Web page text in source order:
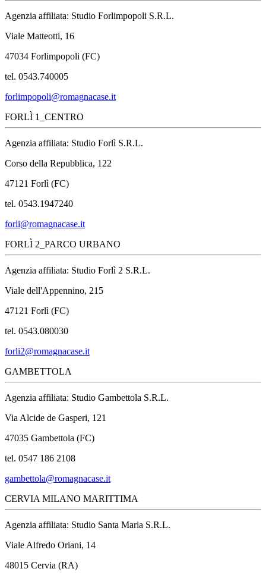
Agenzia affiliata: Studio Forlimpopoli S.R.L.
Viale Matteotti, 16
47034 Forlimpopoli (FC)
tel. 0543.740005
forlimpopoli@romagnacase.it
FORLÌ 1_CENTRO
Agenzia affiliata: Studio Forlì S.R.L.
Corso della Repubblica, 122
47121 Forlì (FC)
tel. 0543.1947240
forli@romagnacase.it
FORLÌ 2_PARCO URBANO
Agenzia affiliata: Studio Forlì 2 S.R.L.
Viale dell'Appennino, 215
47121 Forlì (FC)
tel. 0543.080030
forli2@romagnacase.it
GAMBETTOLA
Agenzia affiliata: Studio Gambettola S.R.L.
Via Alcide de Gasperi, 121
47035 Gambettola (FC)
tel. 0547 186 2108
gambettola@romagnacase.it
CERVIA MILANO MARITTIMA
Agenzia affiliata: Studio Santa Maria S.R.L.
Viale Alfredo Oriani, 14
48015 Cervia (RA)